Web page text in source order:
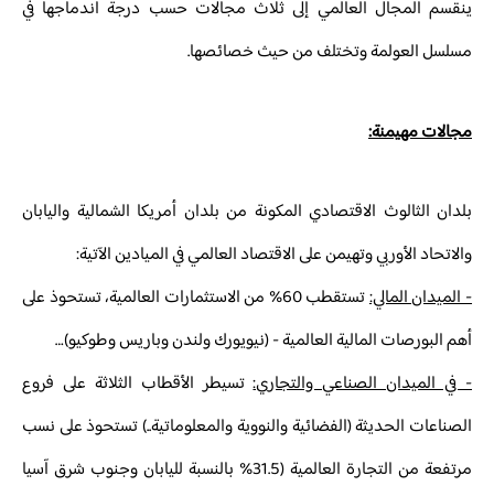
ينقسم المجال العالمي إلى ثلاث مجالات حسب درجة اندماجها في
مسلسل العولمة وتختلف من حيث خصائصها.
مجالات مهيمنة:
بلدان الثالوث الاقتصادي المكونة من بلدان أمريكا الشمالية واليابان
والاتحاد الأوربي وتهيمن على الاقتصاد العالمي في الميادين الآتية:
- الميدان المالي:
تستقطب 60% من الاستثمارات العالمية، تستحوذ على
أهم البورصات المالية العالمية - (نيويورك ولندن وباريس وطوكيو)…
- في الميدان الصناعي والتجاري:تسيطر الأقطاب الثلاثة على فروع
الصناعات الحديثة (الفضائية والنووية والمعلوماتية..) تستحوذ على نسب
مرتفعة من التجارة العالمية (31.5% بالنسبة لليابان وجنوب شرق آسيا